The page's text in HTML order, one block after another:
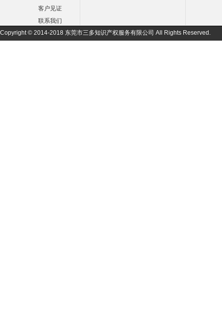
客户见证
联系我们
Copyright © 2014-2018 东莞市三多知识产权服务有限公司 All Rights Reserved.